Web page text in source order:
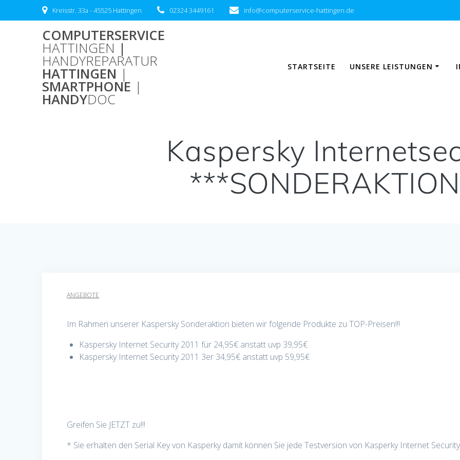
Inhalt
Kreisstr. 33a - 45525 Hattingen 02324 3449161 info@computerservice-hattingen.de
COMPUTERSERVICE
HATTINGEN |
HANDYREPARATUR
HATTINGEN |
SMARTPHONE |
HANDYDOC
STARTSEITE UNSERE LEISTUNGEN
Kaspersky
ANGEBOTE
Im Rahmen unserer Kaspersky Sonderaktion bieten wir folgende Produkte zu TOP-Preisen!!!
Kaspersky Internet Security 2011 für 24,95€ anstatt uvp 39,95€
Kaspersky Internet Security 2011 3er 34,95€ anstatt uvp 59,95€
Greifen Sie JETZT zu!!!
* Sie erhalten den Serial Key von Kasperky damit können Sie jede Testversion von Kasperky Internet